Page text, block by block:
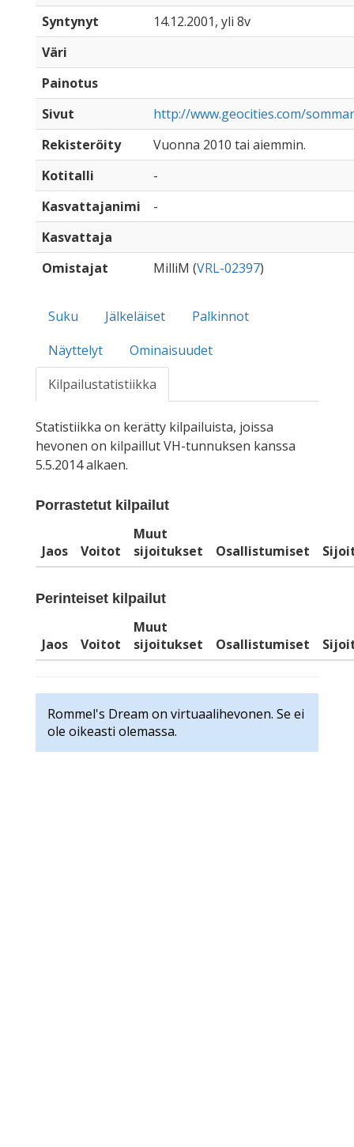
Syntynyt
14.12.2001, yli 8v
Väri
Painotus
Sivut
http://www.geocities.com/
Rekisteröity
Vuonna 2010 tai aiemmin.
Kotitalli
-
Kasvattajanimi
-
Kasvattaja
Omistajat
MilliM (VRL-02397)
Suku Jälkeläiset
Palkinnot
Näyttelyt
Ominaisuudet
Kilpailustatistiikka
Statistiikka on kerätty kilpailuista, joissa
hevonen on kilpaillut VH-tunnuksen kanssa
5.5.2014 alkaen.
Porrastetut kilpailut
Jaos Voitot
Muut
sijoitukset
Osallistumiset
Perinteiset kilpailut
Jaos Voitot
Muut
sijoitukset
Osallistumiset
Rommel's Dream on virtuaalihevonen. Se ei
ole oikeasti olemassa.